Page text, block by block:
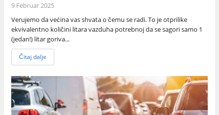
9 Februar 2025
Verujemo da većina vas shvata o čemu se radi. To je otprilike
ekvivalentno količini litara vazduha potrebnoj da se sagori samo 1
(jedan!) litar goriva...
Čitaj dalje